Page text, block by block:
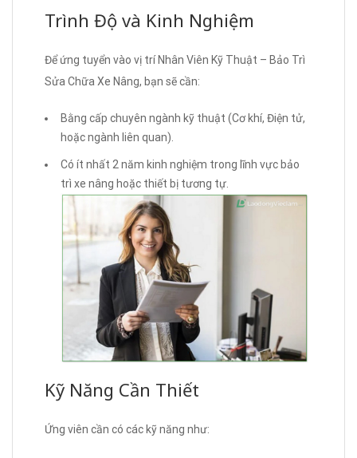
Trình Độ và Kinh Nghiệm
Để ứng tuyển vào vị trí Nhân Viên Kỹ Thuật – Bảo Trì
Sửa Chữa Xe Nâng, bạn sẽ cần:
Bằng cấp chuyên ngành kỹ thuật (Cơ khí, Điện tử,
hoặc ngành liên quan).
Có ít nhất 2 năm kinh nghiệm trong lĩnh vực bảo
trì xe nâng hoặc thiết bị tương tự.
Kỹ Năng Cần Thiết
Ứng viên cần có các kỹ năng như: